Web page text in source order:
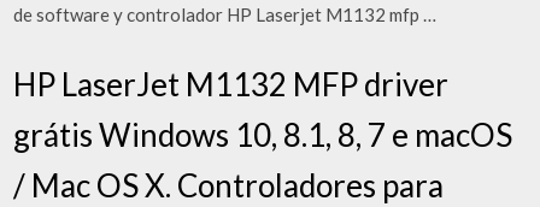
de software y controlador HP Laserjet M1132 mfp …
HP LaserJet M1132 MFP driver
grátis Windows 10, 8.1, 8, 7 e macOS
/ Mac OS X. Controladores para